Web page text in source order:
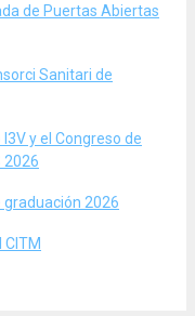
de Puertas Abiertas
Sanitari de
y el Congreso de
2026
graduación 2026